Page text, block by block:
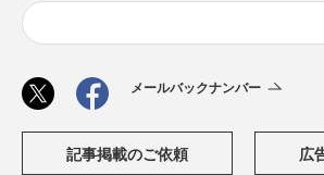
メールバックナンバー
記事掲載のご依頼 広